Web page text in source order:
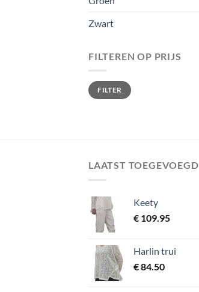
Zwart
FILTEREN OP PRIJS
Min. prijs
Max. prijs
FILTER
LAATST TOEGEVOEGD
Keety
€ 109.95
Harlin trui
€84.50